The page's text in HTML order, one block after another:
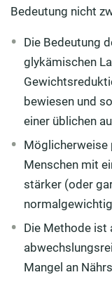
Bedeutung nicht
Die Bedeutung
glykämischen
bewiesen und
einer üblichen
Menschen mit
stärker (oder
Die Methode ist
Mangel an